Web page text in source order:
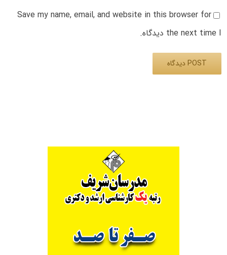
Save my name, email, and website in this browser for
the next time I دیدگاه.